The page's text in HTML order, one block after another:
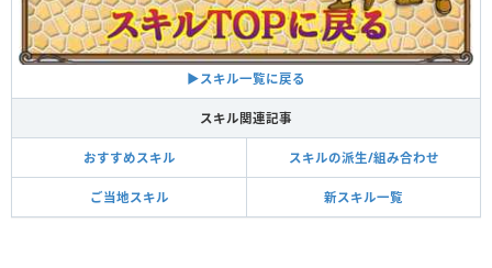
▶スキル一覧に戻る
スキル関連記事
おすすめスキル スキルの派生/組み合わせ
ご当地スキル 新スキル一覧